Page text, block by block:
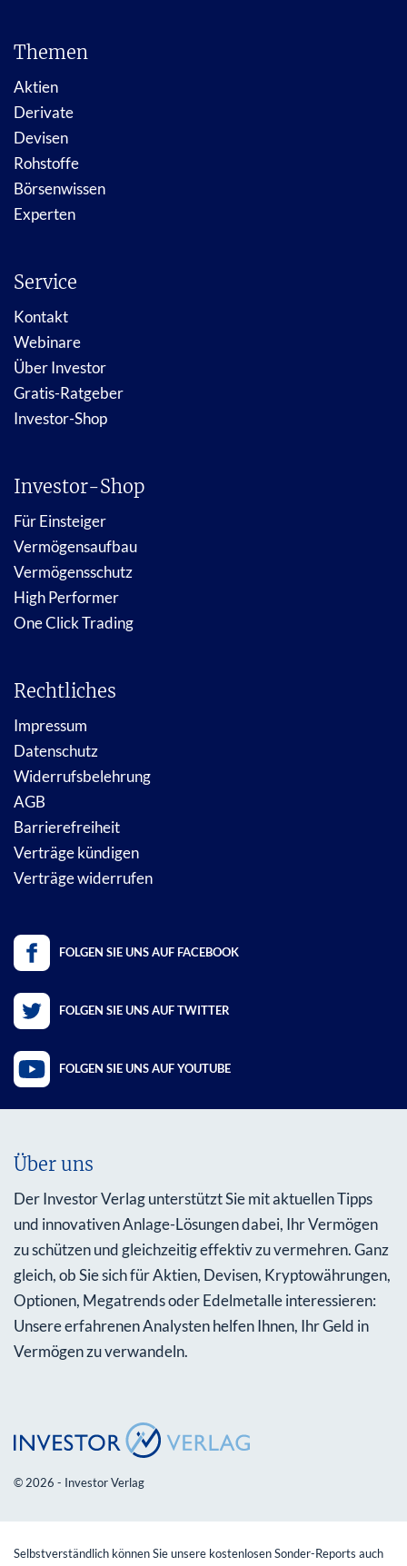
Themen
Aktien
Derivate
Devisen
Rohstoffe
Börsenwissen
Experten
Service
Kontakt
Webinare
Über Investor
Gratis-Ratgeber
Investor-Shop
Investor-Shop
Für Einsteiger
Vermögensaufbau
Vermögensschutz
High Performer
One Click Trading
Rechtliches
Impressum
Datenschutz
Widerrufsbelehrung
AGB
Barrierefreiheit
Verträge kündigen
Verträge widerrufen
FOLGEN SIE UNS AUF FACEBOOK
FOLGEN SIE UNS AUF TWITTER
FOLGEN SIE UNS AUF YOUTUBE
Über uns
Der Investor Verlag unterstützt Sie mit aktuellen Tipps
und innovativen Anlage-Lösungen dabei, Ihr Vermögen
zu schützen und gleichzeitig effektiv zu vermehren. Ganz
gleich, ob Sie sich für Aktien, Devisen, Kryptowährungen,
Optionen, Megatrends oder Edelmetalle interessieren:
Unsere erfahrenen Analysten helfen Ihnen, Ihr Geld in
Vermögen zu verwandeln.
© 2026 - Investor Verlag
Selbstverständlich können Sie unsere kostenlosen Sonder-Reports auch